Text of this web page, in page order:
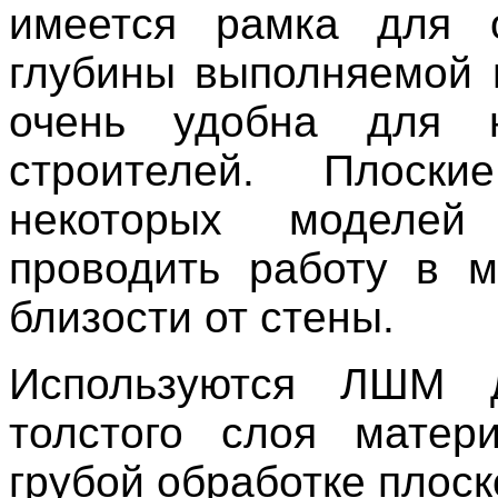
имеется рамка для
глубины
очень удобна для
строителей.
некоторых моделей
проводить работу в
близости от стены.
Используются ЛШМ
толстого слоя
грубой обработке